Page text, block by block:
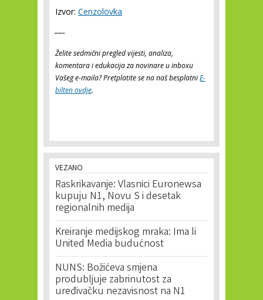
Izvor: Cenzolovka
Želite sedmični pregled vijesti, analiza,
komentara i edukacija za novinare u inboxu
Vašeg e-maila? Pretplatite se na naš besplatniE-
bilten ovdje.
VEZANO
Raskrikavanje: Vlasnici Euronewsa
kupuju N1, Novu S i desetak
regionalnih medija
Kreiranje medijskog mraka: Ima li
United Media budućnost
NUNS: Božićeva smjena
produbljuje zabrinutost za
uređivačku nezavisnost na N1